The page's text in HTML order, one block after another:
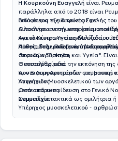
Η Κουρκούνη Ευαγγελή είναι
παράλληλα από το 2018 είναι
απόφοιτος της Ιατρικής Σχολής
Ολοκλήρωσε την υπηρεσία
και το Κέντρο Υγείας Μουζακίου.
Πανεπιστημιακό Γενικό
σπουδών "Άσκηση και Υγεία".
Θεσσαλίας μετά την εκπόνηση της
των Β Λεμφοκυττάρων στη
Υπερήχων Μυοσκελετικού των
μετά από εκπαίδευση στο Γενικό
Συμμετέχει τακτικά ως ομιλήτρια
Ειδικότερα εξειδικεύεται σε:
Αυτοάνοσα νοσήματα
Αγκυλοποιητικη σπονδυλίτιδα,
Λύκος, Σκληροδερμα, σύνδρομο
Αρθρίτιδες - Παρακέντησεις
Ουρικη αρθρίτιδα
Οστεοαρθρίτιδα
Κροταφικη Αρτηριτιδα- ρευματική
Αγγειιτιδες
Οστεοπόρωση
Ινομυαλγία
Υπέρηχος μυοσκελετικού -